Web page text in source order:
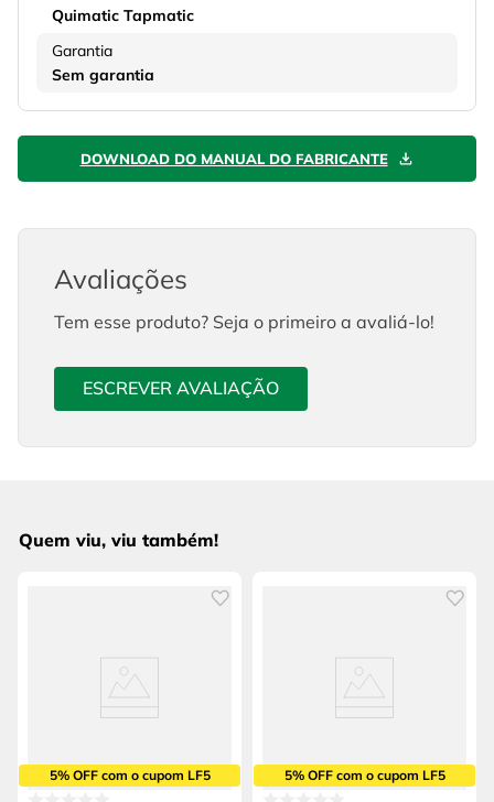
Quimatic Tapmatic
Garantia
Sem garantia
DOWNLOAD DO MANUAL DO FABRICANTE
Avaliações
Tem esse produto? Seja o primeiro a avaliá-lo!
ESCREVER AVALIAÇÃO
Quem viu, viu também!
5% OFF com o cupom LF5 5% OFF com o cupom LF5